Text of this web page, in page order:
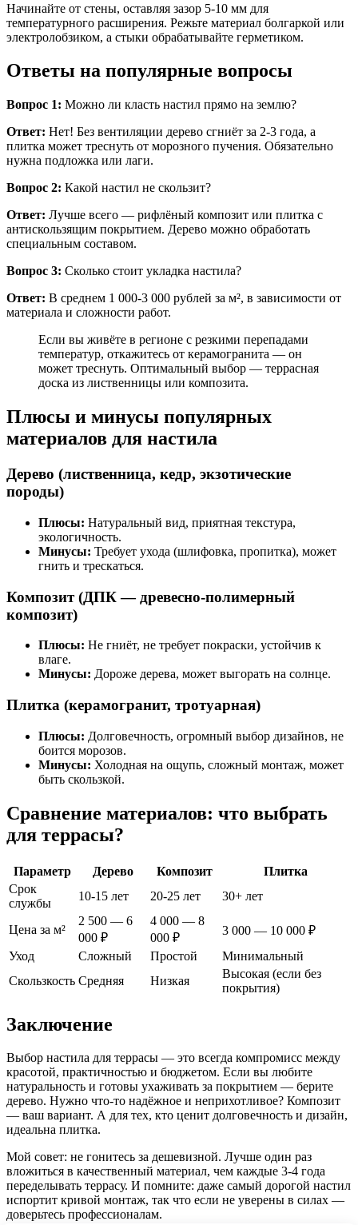
Начинайте от стены, оставляя зазор 5-10 мм для
температурного расширения. Режьте материал болгаркой или
электролобзиком, а стыки обрабатывайте герметиком.
Ответы на популярные вопросы
Вопрос 1: Можно ли класть настил прямо на землю?
Ответ: Нет! Без вентиляции дерево сгниёт за 2-3 года, а
плитка может треснуть от морозного пучения. Обязательно
нужна подложка или лаги.
Вопрос 2: Какой настил не скользит?
Ответ: Лучше всего — рифлёный композит или плитка с
антискользящим покрытием. Дерево можно обработать
специальным составом.
Вопрос 3: Сколько стоит укладка настила?
Ответ: В среднем 1 000-3 000 рублей за м², в зависимости от
материала и сложности работ.
Если вы живёте в регионе с резкими перепадами
температур, откажитесь от керамогранита — он
может треснуть. Оптимальный выбор — террасная
доска из лиственницы или композита.
Плюсы и минусы популярных
материалов для настила
Дерево (лиственница, кедр, экзотические
породы)
Плюсы: Натуральный вид, приятная текстура,
экологичность.
Минусы: Требует ухода (шлифовка, пропитка), может
гнить и трескаться.
Композит (ДПК — древесно-полимерный
композит)
Плюсы: Не гниёт, не требует покраски, устойчив к
влаге.
Минусы: Дороже дерева, может выгорать на солнце.
Плитка (керамогранит, тротуарная)
Плюсы: Долговечность, огромный выбор дизайнов, не
боится морозов.
Минусы: Холодная на ощупь, сложный монтаж, может
быть скользкой.
Сравнение материалов: что выбрать
для террасы?
Параметр Дерево Композит
Плитка
Срок
службы
10-15 лет 20-25 лет 30+ лет
Цена за м²
2 500 — 6
000 ₽
4 000 — 8
000 ₽
3 000 — 10 000 ₽
Уход
Сложный Простой
Минимальный
Скользкость Средняя Низкая
Высокая (если без
покрытия)
Заключение
Выбор настила для террасы — это всегда компромисс между
красотой, практичностью и бюджетом. Если вы любите
натуральность и готовы ухаживать за покрытием — берите
дерево. Нужно что-то надёжное и неприхотливое? Композит
— ваш вариант. А для тех, кто ценит долговечность и дизайн,
идеальна плитка.
Мой совет: не гонитесь за дешевизной. Лучше один раз
вложиться в качественный материал, чем каждые 3-4 года
переделывать террасу. И помните: даже самый дорогой настил
испортит кривой монтаж, так что если не уверены в силах —
доверьтесь профессионалам.